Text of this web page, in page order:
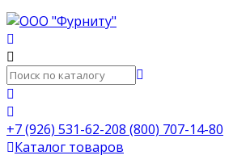
+7 (926) 531-62-208 (800) 707-14-80
Каталог товаров